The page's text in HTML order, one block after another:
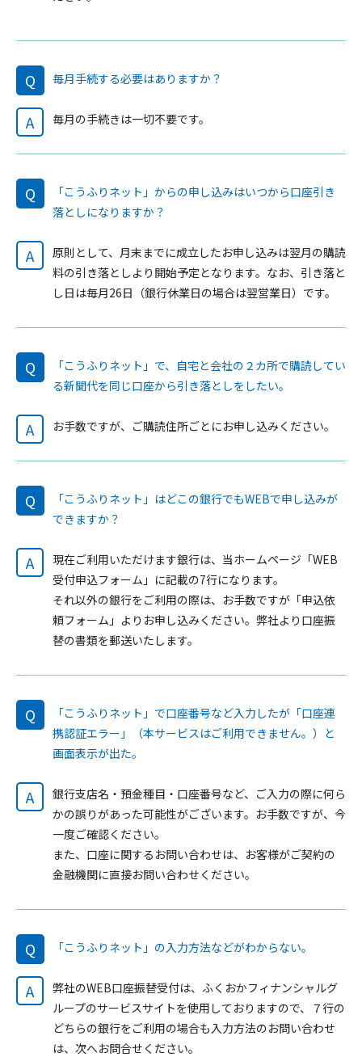
Q 毎月手続する必要はありますか？
A 毎月の手続きは一切不要です。
Q
「こうふりネット」からの申し込みはいつから口座引き
落としになりますか？
A
原則として、月末までに成立したお申し込みは翌月の購読
料の引き落としより開始予定となります。なお、引き落と
し日は毎月26日（銀行休業日の場合は翌営業日）です。
Q
「こうふりネット」で、自宅と会社の２カ所で購読してい
る新聞代を同じ口座から引き落としをしたい。
A お手数ですが、ご購読住所ごとにお申し込みください。
Q
「こうふりネット」はどこの銀行でもWEBで申し込みが
できますか？
A
現在ご利用いただけます銀行は、当ホームページ「WEB
受付申込フォーム」に記載の7行になります。
それ以外の銀行をご利用の際は、お手数ですが「申込依
頼フォーム」よりお申し込みください。弊社より口座振
替の書類を郵送いたします。
Q
「こうふりネット」で口座番号など入力したが「口座連
携認証エラー」（本サービスはご利用できません。）と
画面表示が出た。
A
銀行支店名・預金種目・口座番号など、ご入力の際に何ら
かの誤りがあった可能性がございます。お手数ですが、今
一度ご確認ください。
また、口座に関するお問い合わせは、お客様がご契約の
金融機関に直接お問い合わせください。
Q 「こうふりネット」の入力方法などがわからない。
A
弊社のWEB口座振替受付は、ふくおかフィナンシャルグ
ループのサービスサイトを使用しておりますので、７行の
どちらの銀行をご利用の場合も入力方法のお問い合わせ
は、次へお問合せください。